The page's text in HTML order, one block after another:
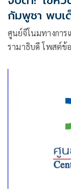
กัมพูชา พบเ
ศูนย์จีโนมทางกา
รามาธิบดี โพสต์ข้